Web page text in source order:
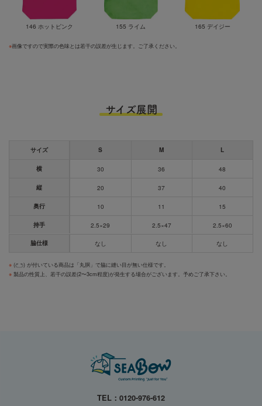
146 ホットピンク 155 ライム 165 デイジー
※画像ですので実際の色味とは若干の誤差が生じます。ご了承ください。
サイズ展開
サイズ S M L
横 30 36 48
縦 20 37 40
奥行 10 11 15
持手 2.5×29 2.5×47 2.5×60
脇仕様 なし なし なし
※ (
) が付いている商品は「丸胴」で脇に縫い目が無い仕様です。
※ 製品の性質上、若干の誤差(2〜3cm程度)が発生する場合がございます。予めご了承下さい。
TEL： 0120-976-612